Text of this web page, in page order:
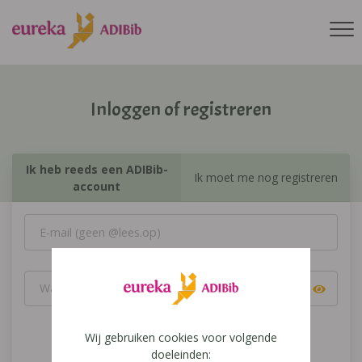
Inloggen of registreren
Ik heb reeds een ADIBib-
account
Ik moet me nog registreren
Inloggen
Wij gebruiken cookies voor volgende
doeleinden: